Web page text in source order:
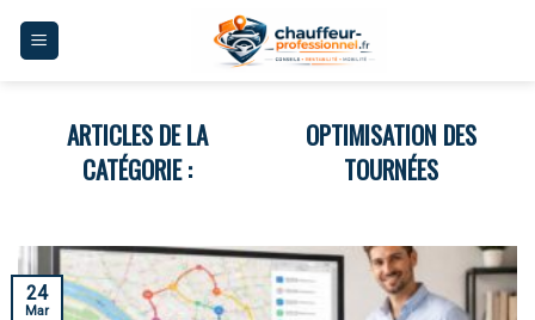
OPTIMISATION DES
TOURNÉES
24
Mar